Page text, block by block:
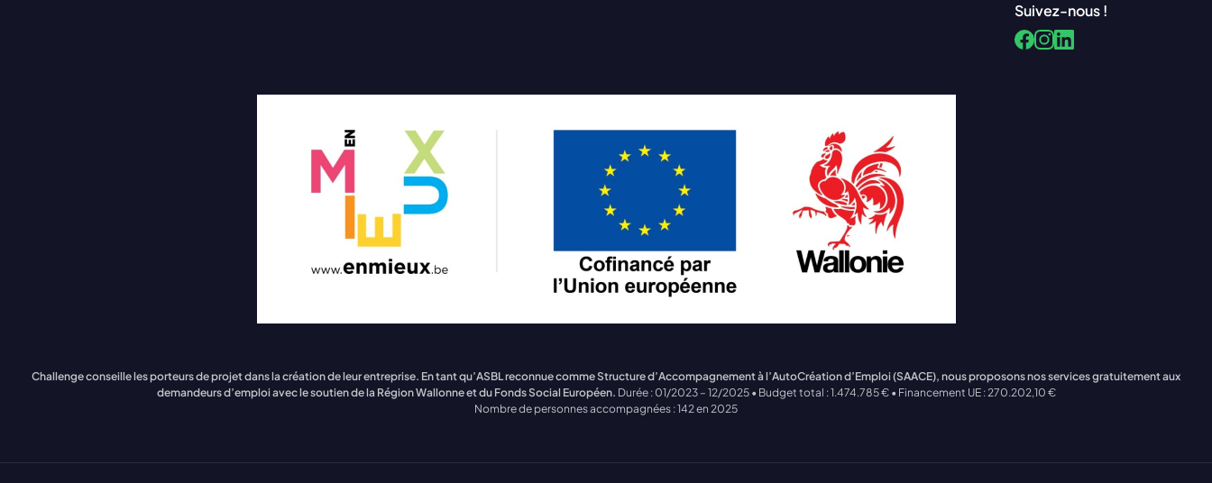
Suivez-nous !
Challenge conseille les porteurs de projet dans la création de leur entreprise. En tant qu’ASBL reconnue comme Structure d’Accompagnement à l’AutoCréation d’Emploi (SAACE), nous proposons nos services gratuitement aux
demandeurs d’emploi avec le soutien de la Région Wallonne et du Fonds Social Européen. Durée : 01/2023 – 12/2025 • Budget total : 1.474.785 € • Financement UE : 270.202,10 €
Nombre de personnes accompagnées : 142 en 2025